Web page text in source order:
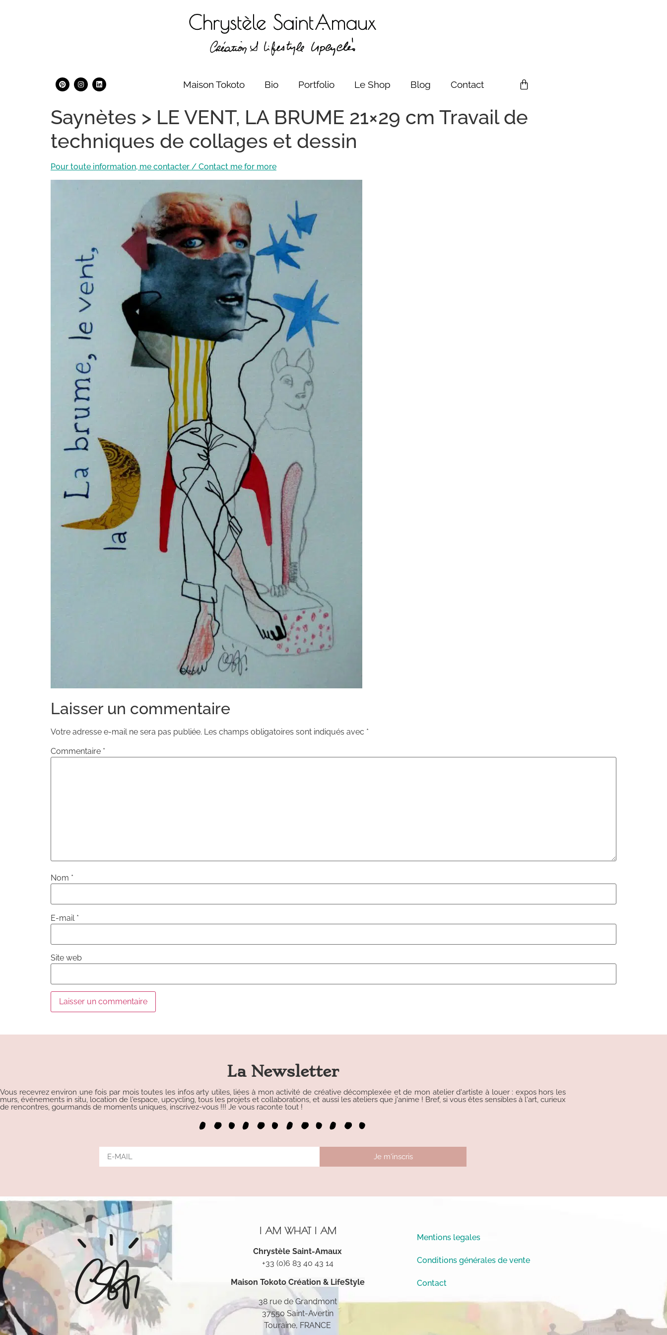
Maison Tokoto Bio Portfolio Le Shop Blog Contact
Saynètes > LE VENT, LA BRUME 21×29 cm Travail de
techniques de collages et dessin
Pour toute information, me contacter / Contact me for more
Laisser un commentaire
Votre adresse e-mail ne sera pas publiée. Les champs obligatoires sont indiqués avec *
Commentaire *
Nom *
E-mail *
Site web
La Newsletter
Vous recevrez environ une fois par mois toutes les infos arty utiles, liées à mon activité de créative décomplexée et de mon atelier d'artiste à louer : expos hors les
murs, événements in situ, location de l'espace, upcycling, tous les projets et collaborations, et aussi les ateliers que j'anime ! Bref, si vous êtes sensibles à l'art, curieux
de rencontres, gourmands de moments uniques, inscrivez-vous !!! Je vous raconte tout !
Je m'inscris
I AM WHAT I AM
Chrystèle Saint-Amaux
+33 (0)6 83 40 43 14
Maison Tokoto Création & LifeStyle
38 rue de Grandmont
37550 Saint-Avertin
Touraine, FRANCE
Mentions legales
Conditions générales de vente
Contact